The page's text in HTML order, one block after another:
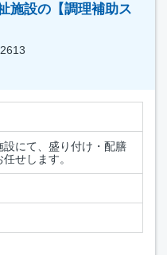
施設の【調理補助ス
にて、盛り付け・配膳
せします。